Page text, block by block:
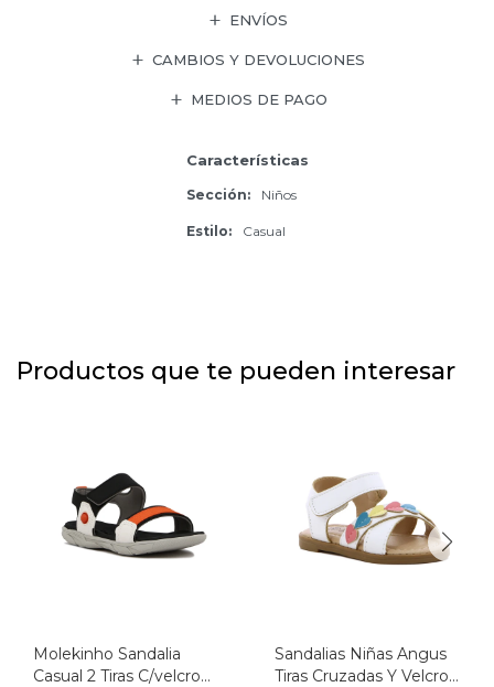
ENVÍOS
CAMBIOS Y DEVOLUCIONES
MEDIOS DE PAGO
Características
Sección Niños
Estilo Casual
Productos que te pueden interesar
Molekinho Sandalia
Casual 2 Tiras C/velcro
Sandalias Niñas Angus
Tiras Cruzadas Y Velcro -